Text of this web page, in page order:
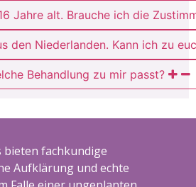
Jahre alt. Brauche ich die
den Niederlanden. Kann ich zu
Behandlung zu mir passt?
bieten fachkundige
Aufklärung und echte